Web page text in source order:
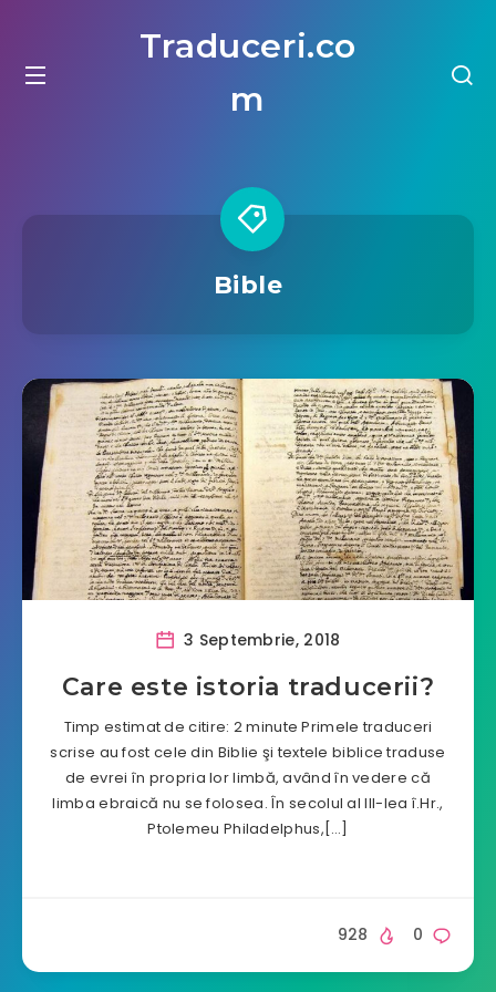
Traduceri.co
m
Bible
3 Septembrie, 2018
Care este istoria traducerii?
Timp estimat de citire: 2 minute Primele traduceri
scrise au fost cele din Biblie şi textele biblice traduse
de evrei în propria lor limbă, având în vedere că
limba ebraică nu se folosea. În secolul al III-lea î.Hr.,
Ptolemeu Philadelphus,[…]
0
928